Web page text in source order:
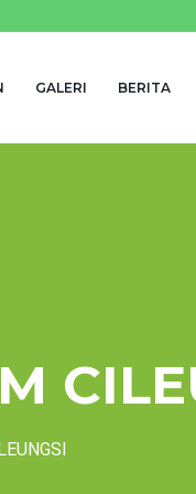
GALERI BERITA